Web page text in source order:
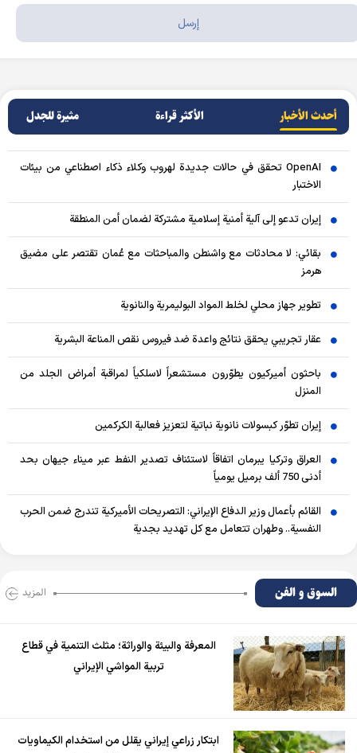
أحدث الأخبار الأکثر قراءة مثيرة للجدل
OpenAI تحقق في حالات جديدة لهروب وكلاء ذكاء اصطناعي من بيئات
الاختبار
إيران تدعو إلى آلية أمنية إسلامية مشتركة لضمان أمن المنطقة
بقائي: لا محادثات مع واشنطن والمباحثات مع عُمان تقتصر على مضيق
هرمز
تطوير جهاز محلي لخلط المواد البوليمرية والنانوية
عقار تجريبي يحقق نتائج واعدة ضد فيروس نقص المناعة البشرية
باحثون أميركيون يطوّرون مستشعراً لاسلكياً لمراقبة أمراض الجلد من
المنزل
إيران تطوّر كبسولات نانوية نباتية لتعزيز فعالية الكركمين
العراق وتركيا يبرمان اتفاقاً لاستئناف تصدير النفط عبر ميناء جيهان بحد
أدنى 750 ألف برميل يومياً
القائم بأعمال وزير الدفاع الإيراني: التصريحات الأميركية تندرج ضمن الحرب
النفسية.. وطهران تتعامل مع كل تهديد بجدية
السوق و الفن المزید
المعرفة والبيئة والوراثة؛ مثلث التنمية في قطاع
تربية المواشي الإيراني
ابتكار زراعي إيراني يقلل من استخدام الكيماويات